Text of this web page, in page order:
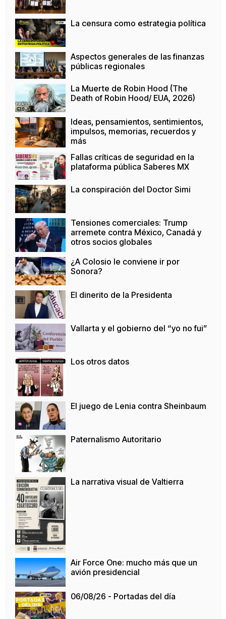
La censura como estrategia política
Aspectos generales de las finanzas
públicas regionales
La Muerte de Robin Hood (The
Death of Robin Hood/ EUA, 2026)
Ideas, pensamientos, sentimientos,
impulsos, memorias, recuerdos y
más
Fallas críticas de seguridad en la
plataforma pública Saberes MX
La conspiración del Doctor Simi
Tensiones comerciales: Trump
arremete contra México, Canadá y
otros socios globales
¿A Colosio le conviene ir por
Sonora?
El dinerito de la Presidenta
Vallarta y el gobierno del “yo no fui”
Los otros datos
El juego de Lenia contra Sheinbaum
Paternalismo Autoritario
La narrativa visual de Valtierra
Air Force One: mucho más que un
avión presidencial
06/08/26 - Portadas del día